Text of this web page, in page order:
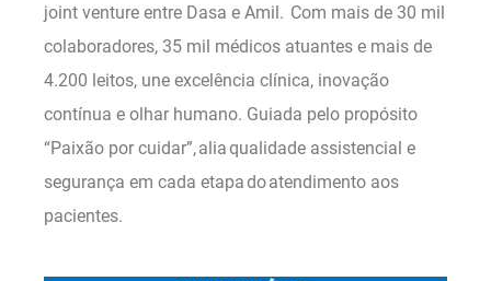
joint venture entre Dasa e Amil. Com mais de 30 mil
colaboradores, 35 mil médicos atuantes e mais de
4.200 leitos, une excelência clínica, inovação
contínua e olhar humano. Guiada pelo propósito
“Paixão por cuidar”, alia qualidade assistencial e
segurança em cada etapa do atendimento aos
pacientes.